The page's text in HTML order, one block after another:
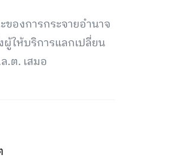
องการกระจายอำนาจ
ให้บริการแลกเปลี่ยน
.ต. เสมอ